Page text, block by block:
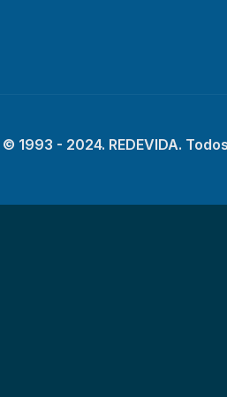
© 1993 - 2024. REDEVIDA.